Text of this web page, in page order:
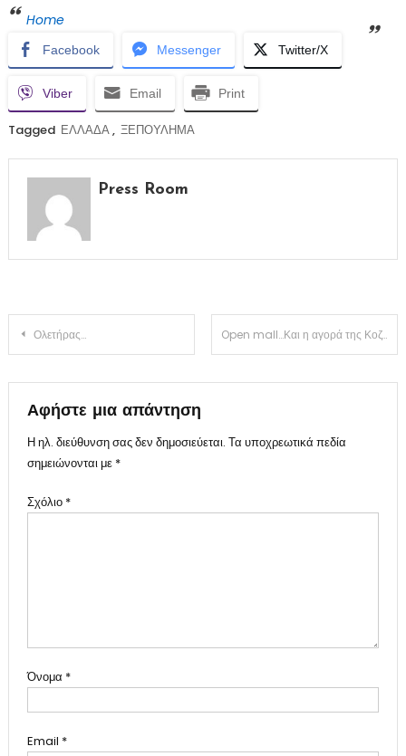
Home
Facebook Messenger Twitter/X
Viber Email Print
Tagged ΕΛΛΑΔΑ, ΞΕΠΟΥΛΗΜΑ
Press Room
Πλοήγηση
Ολετήρας… Open mall…Και η αγορά της Κοζάνης θα πάρει φωτιά!!!! Τα καλύτερα έρχονται!!!(ΒΙΝΤΕΟ)
Αφήστε μια απάντηση
Η ηλ. διεύθυνση σας δεν δημοσιεύεται. Τα υποχρεωτικά πεδία
σημειώνονται με *
Σχόλιο *
Όνομα *
Email *